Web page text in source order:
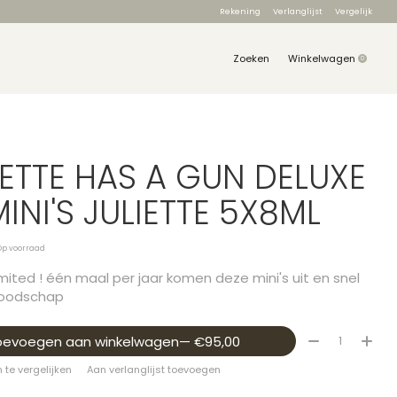
Rekening Verlanglijst Vergelijk
Zoeken Winkelwagen 0items
HAS A GUN DELUXE
JULIETTE 5X8ML
voorraad
! één maal per jaar komen deze mini's uit en snel
aan winkelwagen — €95,00 Aantal:
te vergelijken Aan verlanglijst toevoegen